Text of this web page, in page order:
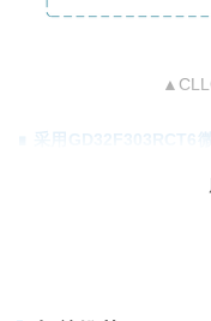
∎ 采用GD32F303RCT6